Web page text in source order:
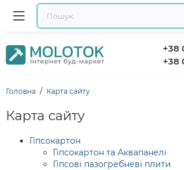
+38
+38
Головна Карта сайту
Карта сайту
Гіпсокартон
Гіпсокартон та Аквапанелі
Гіпсові пазогребневі плити